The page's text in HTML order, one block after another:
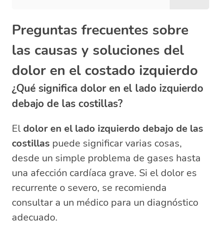
Preguntas frecuentes sobre
las causas y soluciones del
dolor en el costado izquierdo
¿Qué significa dolor en el lado izquierdo
debajo de las costillas?
Eldolor en el lado izquierdo debajo de las
costillas puede significar varias cosas,
desde un simple problema de gases hasta
una afección cardíaca grave. Si el dolor es
recurrente o severo, se recomienda
consultar a un médico para un diagnóstico
adecuado.